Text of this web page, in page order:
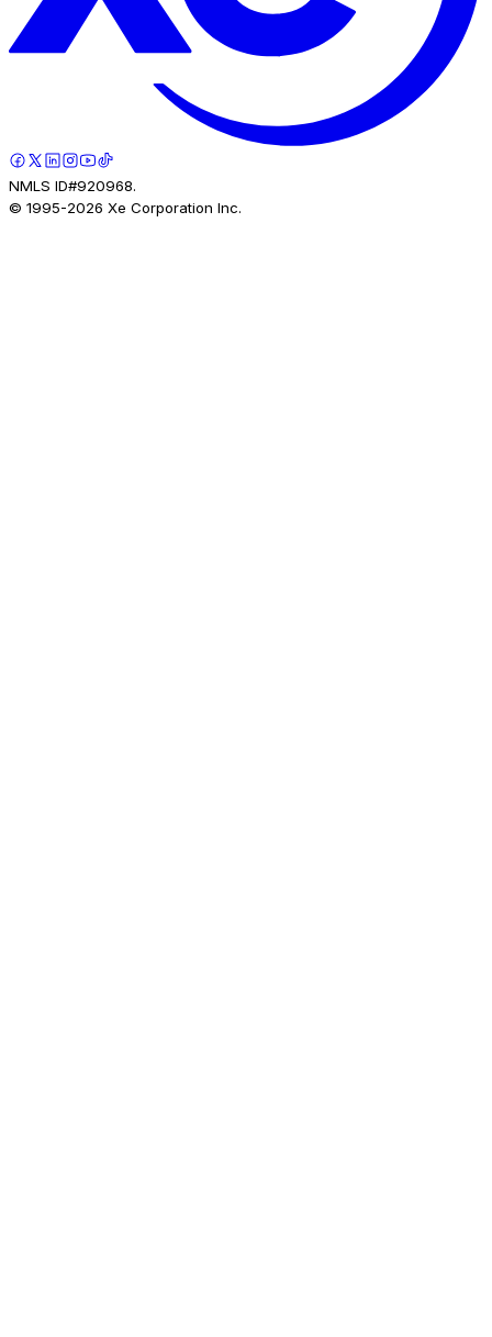
NMLS ID#920968.
© 1995-2026 Xe Corporation Inc.